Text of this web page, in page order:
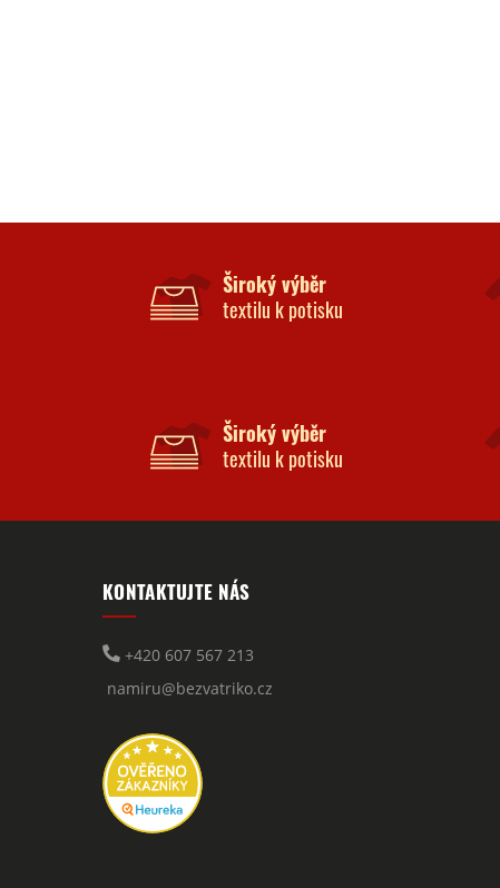
Široký výběr
textilu k potisku
Široký výběr
textilu k potisku
KONTAKTUJTE NÁS
+420 607 567 213
namiru@bezvatriko.cz